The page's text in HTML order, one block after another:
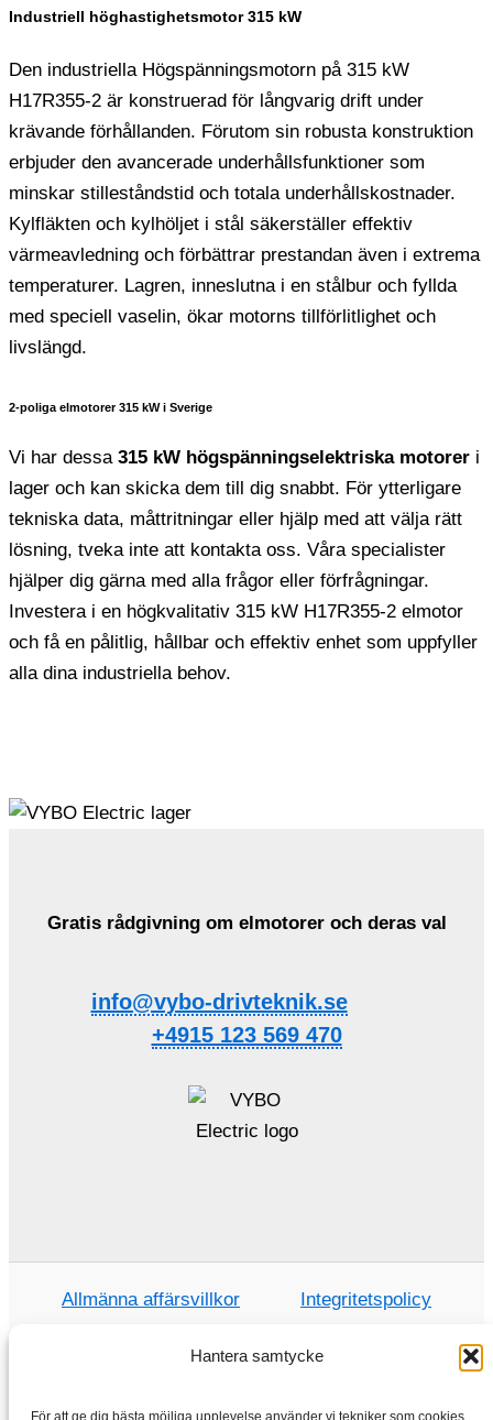
Hantera samtycke
För att ge dig bästa möjliga upplevelse använder vi tekniker som cookies
Industriell höghastighetsmotor 315 kW
Den industriella Högspänningsmotorn på 315 kW
H17R355-2 är konstruerad för långvarig drift under
krävande förhållanden. Förutom sin robusta konstruktion
erbjuder den avancerade underhållsfunktioner som
minskar stilleståndstid och totala underhållskostnader.
Kylfläkten och kylhöljet i stål säkerställer effektiv
värmeavledning och förbättrar prestandan även i extrema
temperaturer. Lagren, inneslutna i en stålbur och fyllda
med speciell vaselin, ökar motorns tillförlitlighet och
livslängd.
2-poliga elmotorer 315 kW i Sverige
Vi har dessa 315 kW högspänningselektriska motorer i
lager och kan skicka dem till dig snabbt. För ytterligare
tekniska data, måttritningar eller hjälp med att välja rätt
lösning, tveka inte att kontakta oss. Våra specialister
hjälper dig gärna med alla frågor eller förfrågningar.
Investera i en högkvalitativ 315 kW H17R355-2 elmotor
och få en pålitlig, hållbar och effektiv enhet som uppfyller
alla dina industriella behov.
Gratis rådgivning om elmotorer och deras val
info@vybo-drivteknik.se
+4915 123 569 470
Allmänna affärsvillkor Integritetspolicy